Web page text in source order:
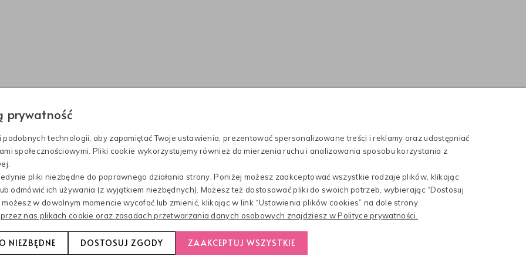
często prowadzących do powstawania licznych dolegliwości związanych z kondycją
Zbyt inwazyjne preparaty dostosowane do indywidualnych potrzeb, obecność licznych
a także sztuczne barwniki i chemiczne substancje zapachowe potrafią w szybkim tempie
.
SZAMPON DO WŁOSÓW TŁUSTYCH I
zmagających się z problemami skóry głowy powstał biosiarczkowy szampon do tłustej
i łojotoku. Podobnie jak i inne produkty Balneokosmetyków został stworzony na bazie wody
i kojąco na podrażnienia, zapobiega tworzeniu się stanów zapalnych skóry, wykazuje
zapobiegając wypadaniu włosów, a także zwalcza lub znacząco redukuje łupież i łojotok.
białą wierzbę, octopirox i mydlnicę lekarską nie uczula, nie podrażnia, nie wysusza skóry
Made with by
prywatność
technologii, aby zapamiętać Twoje ustawienia, prezentować spersonalizowane treści i reklamy oraz udostępniać
społecznościowymi. Pliki cookie wykorzystujemy również do mierzenia ruchu i analizowania sposobu korzystania z
pliki niezbędne do poprawnego działania strony. Poniżej możesz zaakceptować wszystkie rodzaje plików, klikając
odmówić ich używania (z wyjątkiem niezbędnych). Możesz też dostosować pliki do swoich potrzeb, wybierając “Dostosuj
w dowolnym momencie wycofać lub zmienić, klikając w link “Ustawienia plików cookies” na dole strony.
nas plikach cookie oraz zasadach przetwarzania danych osobowych znajdziesz w Polityce prywatności.
NIEZBĘDNE DOSTOSUJ ZGODY ZAAKCEPTUJ WSZYSTKIE